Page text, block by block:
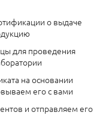
о выдаче
для проведения
на основании
его с вами
и отправляем его